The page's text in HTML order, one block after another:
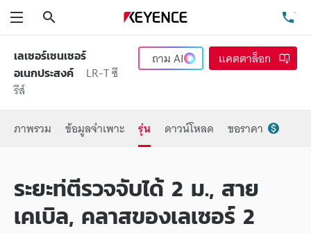
เลเซอร์เซนเซอร์
อเนกประสงค์
LR-T ซี
รีส์
ถามAI แคตตาล็อก
ภาพรวม ข้อมูลจำเพาะ รุ่น ดาวน์โหลด ขอราคา
ระยะท่ตีรวจจับได้ 2 ม., สาย
เคเบิล, คลาสของเลเซอร์ 2